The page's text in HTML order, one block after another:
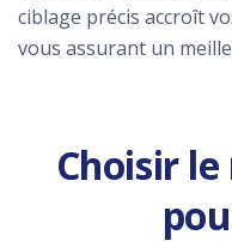
ciblage précis accroît
vous assurant un
Choisir